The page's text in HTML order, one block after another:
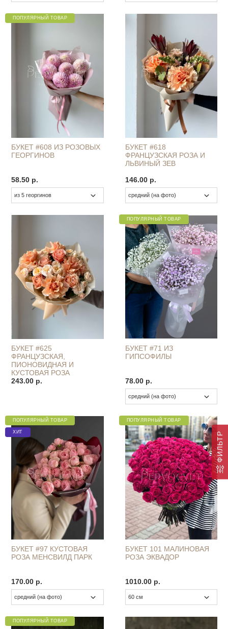
ФИЛЬТР
ПОПУЛЯРНЫЙ ТОВАР
БУКЕТ #608 ИЗ РОЗОВЫХ
ГЕОРГИНОВ
58.50 р.
БУКЕТ #618
ФРАНЦУЗСКАЯ РОЗА И
ЛЬВИНЫЙ ЗЕВ
146.00 р.
БУКЕТ #625
ФРАНЦУЗСКАЯ,
ПИОНОВИДНАЯ И
КУСТОВАЯ РОЗА
243.00 р.
ПОПУЛЯРНЫЙ ТОВАР
БУКЕТ #71 ИЗ
ГИПСОФИЛЫ
78.00 р.
ПОПУЛЯРНЫЙ ТОВАР
ХИТ
БУКЕТ #97 КУСТОВАЯ
РОЗА МЕНСВИЛД ПАРК
170.00 р.
ПОПУЛЯРНЫЙ ТОВАР
БУКЕТ 101 МАЛИНОВАЯ
РОЗА ЭКВАДОР
1010.00 р.
ПОПУЛЯРНЫЙ ТОВАР